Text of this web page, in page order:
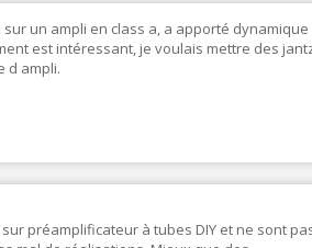
un ampli en class a, a apporté dynamique
est intéressant, je voulais mettre des
d ampli.
préamplificateur à tubes DIY et ne sont